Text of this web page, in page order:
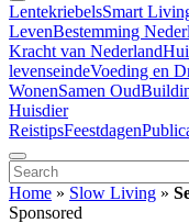
LentekriebelsSmart
LevenBestemming
Kracht van Nederland
levenseindeVoeding en
WonenSamen Oud
Huisdier
ReistipsFeestdagen
Home » Slow Living »
Sponsored